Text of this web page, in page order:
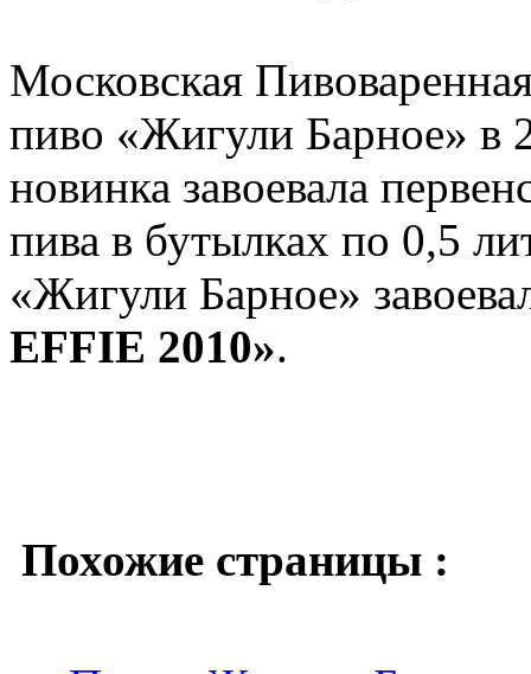
Московская
пиво «Жигули Барное» в
новинка завоевала
пива в бутылках по 0,5
«Жигули Барное»
EFFIE 2010».
Похожие страницы :